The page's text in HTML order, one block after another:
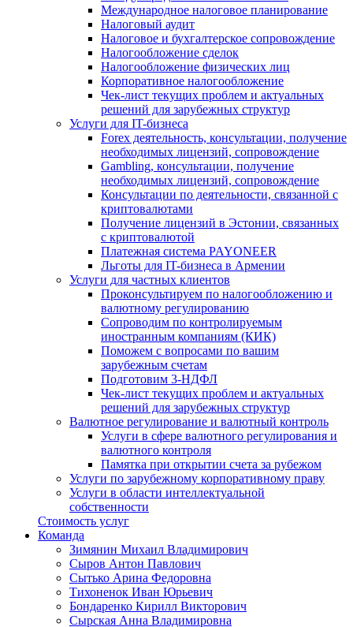
Международное налоговое планирование
Налоговый аудит
Налоговое и бухгалтерское сопровождение
Налогообложение сделок
Налогообложение физических лиц
Корпоративное налогообложение
Чек-лист текущих проблем и актуальных
решений для зарубежных структур
Услуги для IT-бизнеса
Forex деятельность, консультации, получение
необходимых лицензий, сопровождение
Gambling, консультации, получение
необходимых лицензий, сопровождение
Консультации по деятельности, связанной с
криптовалютами
Получение лицензий в Эстонии, связанных
с криптовалютой
Платежная система PAYONEER
Льготы для IT-бизнеса в Армении
Услуги для частных клиентов
Проконсультируем по налогообложению и
валютному регулированию
Сопроводим по контролируемым
иностранным компаниям (КИК)
Поможем с вопросами по вашим
зарубежным счетам
Подготовим 3-НДФЛ
Чек-лист текущих проблем и актуальных
решений для зарубежных структур
Валютное регулирование и валютный контроль
Услуги в сфере валютного регулирования и
валютного контроля
Памятка при открытии счета за рубежом
Услуги по зарубежному корпоративному праву
Услуги в области интеллектуальной
собственности
Стоимость услуг
Команда
Зимянин Михаил Владимирович
Сыров Антон Павлович
Сытько Арина Федоровна
Тихоненок Иван Юрьевич
Бондаренко Кирилл Викторович
Сырская Анна Владимировна